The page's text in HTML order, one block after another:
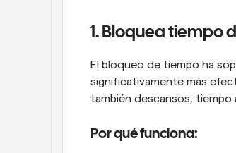
1. Bloquea tiempo
El bloqueo de tiempo ha
significativamente más
también descansos,
Por qué funciona: